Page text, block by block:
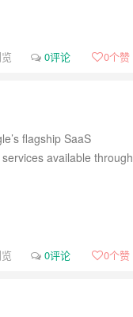
0评论 0个赞
flagship SaaS
available through
0评论 0个赞